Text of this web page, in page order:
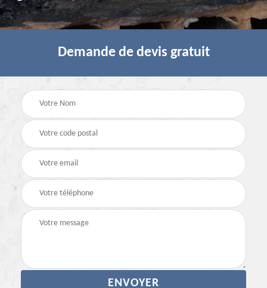
Demande de devis gratuit